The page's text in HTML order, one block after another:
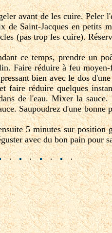
avant de les cuire. Peler
de Saint-Jacques en petits
(pas trop les cuire).
ce temps, prendre un
Faire réduire à feu
bien avec le dos
faire réduire quelques
de l'eau. Mixer la sauce.
Saupoudrez d'une bonne
5 minutes sur position
avec du bon pain pour